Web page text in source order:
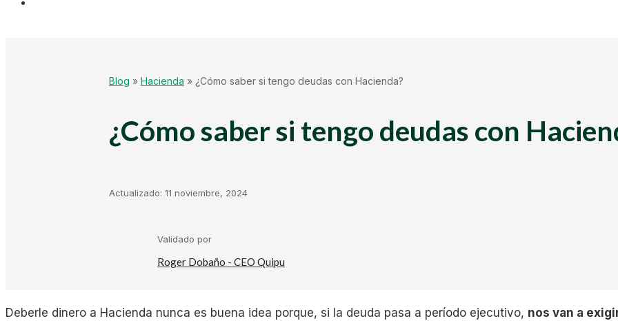
Mundo Startup
Kit Digital
Plantillas Facturación
Blog » Hacienda » ¿Cómo saber si tengo deudas con Hacienda?
¿Cómo saber si tengo deudas con
Actualizado: 11 noviembre, 2024
Validado por
Roger Dobaño - CEO Quipu
Deberle dinero a Hacienda nunca es buena idea porque, si la deuda pasa a período ejecutivo, nos van a